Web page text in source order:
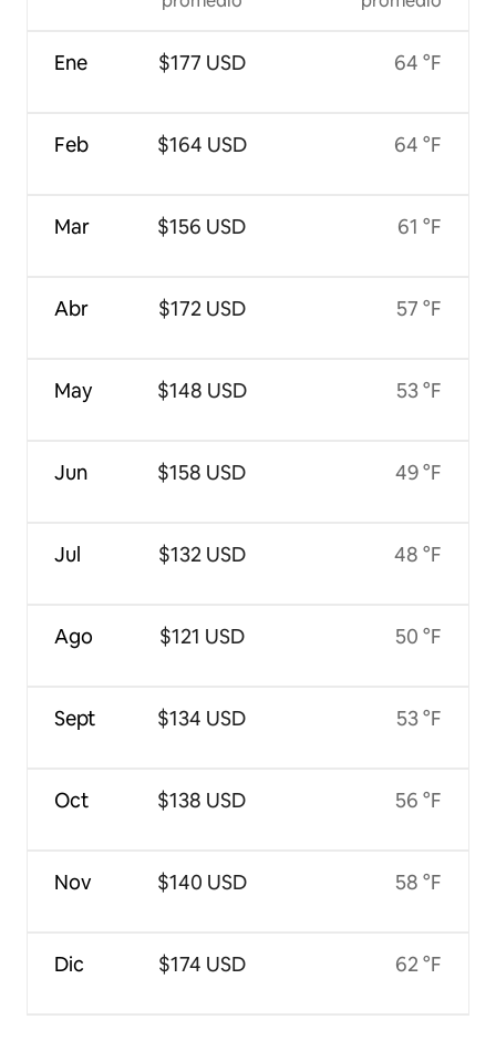
Ene
Feb
Mar
Abr
May
Jun
Jul
Ago
Sept
Oct
Nov
Dic
$177 USD
$164 USD
$156 USD
$172 USD
$148 USD
$158 USD
$132 USD
$121 USD
$134 USD
$138 USD
$140 USD
$174 USD
64 °F
64 °F
61 °F
57 °F
53 °F
49 °F
48 °F
50 °F
53 °F
56 °F
58 °F
62 °F